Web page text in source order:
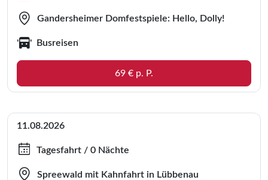
Gandersheimer Domfestspiele: Hello, Dolly!
Busreisen
69 € p. P.
11.08.2026
Tagesfahrt / 0 Nächte
Spreewald mit Kahnfahrt in Lübbenau